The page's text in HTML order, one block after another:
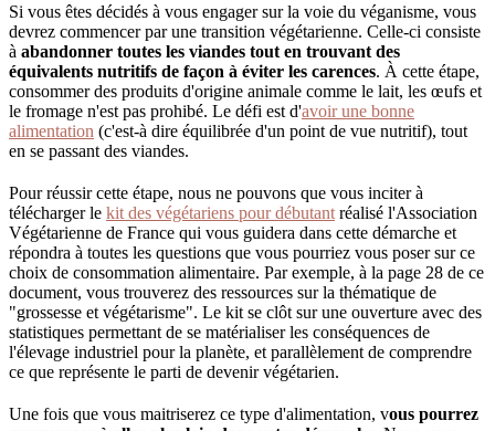
Si vous êtes décidés à vous engager sur la voie du véganisme, vous
devrez commencer par une transition végétarienne. Celle-ci consiste
à abandonner toutes les viandes tout en trouvant des
équivalents nutritifs de façon à éviter les carences. À cette étape,
consommer des produits d'origine animale comme le lait, les œufs et
le fromage n'est pas prohibé. Le défi est d'avoir une bonne
alimentation (c'est-à dire équilibrée d'un point de vue nutritif), tout
en se passant des viandes.
Pour réussir cette étape, nous ne pouvons que vous inciter à
télécharger le kit des végétariens pour débutant réalisé l'Association
Végétarienne de France qui vous guidera dans cette démarche et
répondra à toutes les questions que vous pourriez vous poser sur ce
choix de consommation alimentaire. Par exemple, à la page 28 de ce
document, vous trouverez des ressources sur la thématique de
"grossesse et végétarisme". Le kit se clôt sur une ouverture avec des
statistiques permettant de se matérialiser les conséquences de
l'élevage industriel pour la planète, et parallèlement de comprendre
ce que représente le parti de devenir végétarien.
Une fois que vous maitriserez ce type d'alimentation, vous pourrez